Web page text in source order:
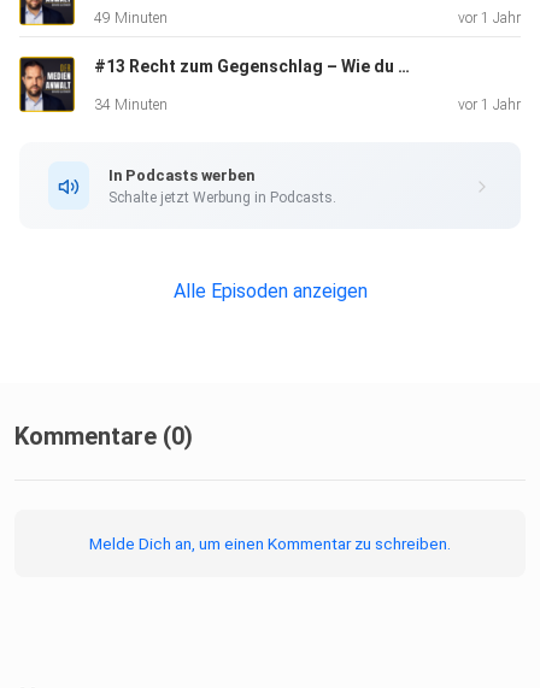
49 Minuten vor 1 Jahr
#13 Recht zum Gegenschlag – Wie du mir, so ich dir
34 Minuten vor 1 Jahr
In Podcasts werben
Schalte jetzt Werbung in Podcasts.
Alle Episoden anzeigen
Kommentare (0)
Melde Dich an, um einen Kommentar zu schreiben.